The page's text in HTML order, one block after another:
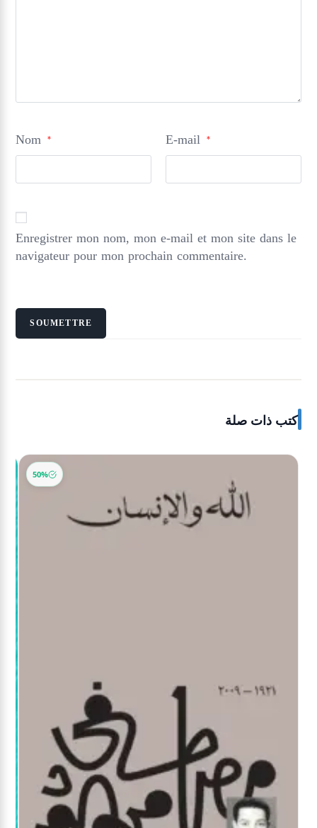
Nom * E-mail *
Enregistrer mon nom, mon e-mail et mon site dans le
navigateur pour mon prochain commentaire.
كتب ذات صلة
50%